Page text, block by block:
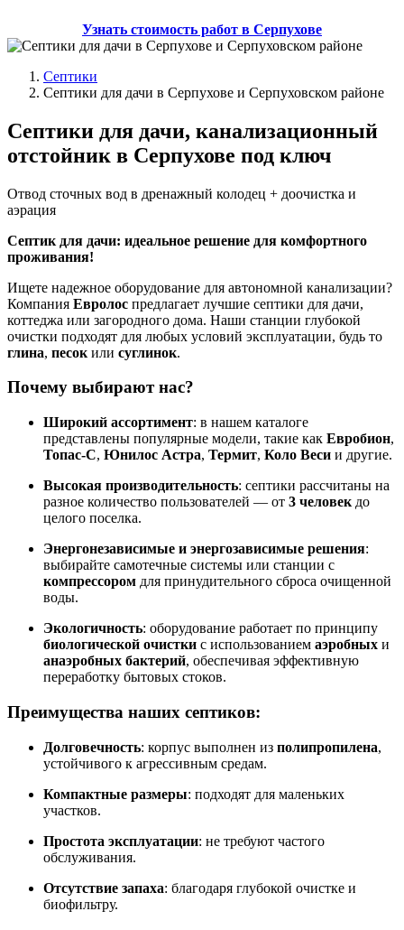
Узнать стоимость работ в Серпухове
Септики
Септики для дачи в Серпухове и Серпуховском районе
Септики для дачи, канализационный
отстойник в Серпухове под ключ
Отвод сточных вод в дренажный колодец + доочистка и
аэрация
Септик для дачи: идеальное решение для комфортного
проживания!
Ищете надежное оборудование для автономной канализации?
Компания Евролос предлагает лучшие септики для дачи,
коттеджа или загородного дома. Наши станции глубокой
очистки подходят для любых условий эксплуатации, будь то
глина, песок или суглинок.
Почему выбирают нас?
Широкий ассортимент: в нашем каталоге
представлены популярные модели, такие как Евробион,
Топас-С, Юнилос Астра, Термит, Коло Веси и другие.
Высокая производительность: септики рассчитаны на
разное количество пользователей — от 3 человек до
целого поселка.
Энергонезависимые и энергозависимые решения:
выбирайте самотечные системы или станции с
компрессором для принудительного сброса очищенной
воды.
Экологичность: оборудование работает по принципу
биологической очистки с использованием аэробных и
анаэробных бактерий, обеспечивая эффективную
переработку бытовых стоков.
Преимущества наших септиков:
Долговечность: корпус выполнен из полипропилена,
устойчивого к агрессивным средам.
Компактные размеры: подходят для маленьких
участков.
Простота эксплуатации: не требуют частого
обслуживания.
Отсутствие запаха: благодаря глубокой очистке и
биофильтру.